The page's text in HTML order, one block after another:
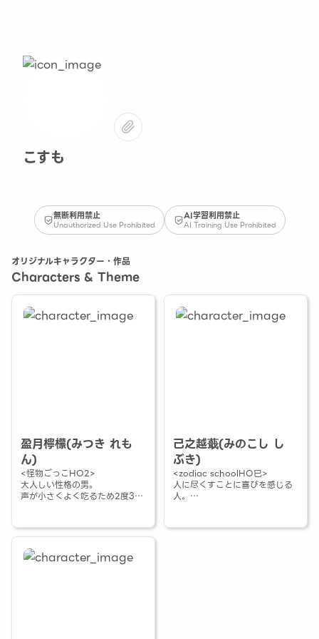
こすも
無断利用禁止
Unauthorized Use Prohibited
AI学習利用禁止
AI Training Use Prohibited
オリジナルキャラクター・作品
Characters & Theme
盈月檸檬(みつき れも
ん)
<怪物ごっこHO2>
大人しい性格の男。
声が小さくよく吃るため2度3度
己之越蕺(みのこし し
ぶき)
<zodiac schoolHO巳>
人に尽くすことに喜びを感じる
人。
「私、己之越蕺と申します。」